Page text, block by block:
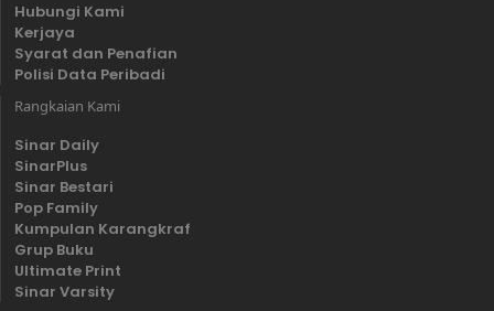
Hubungi Kami
Kerjaya
Syarat dan Penafian
Polisi Data Peribadi
Rangkaian Kami
Sinar Daily
SinarPlus
Sinar Bestari
Pop Family
Kumpulan Karangkraf
Grup Buku
Ultimate Print
Sinar Varsity